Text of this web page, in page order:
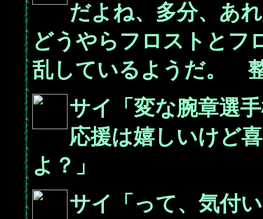
だよね、多分、あ
どうやらフロストとフ
乱しているようだ。
サイ「変な腕章選
応援は嬉しいけど
よ？」
サイ「って、気付